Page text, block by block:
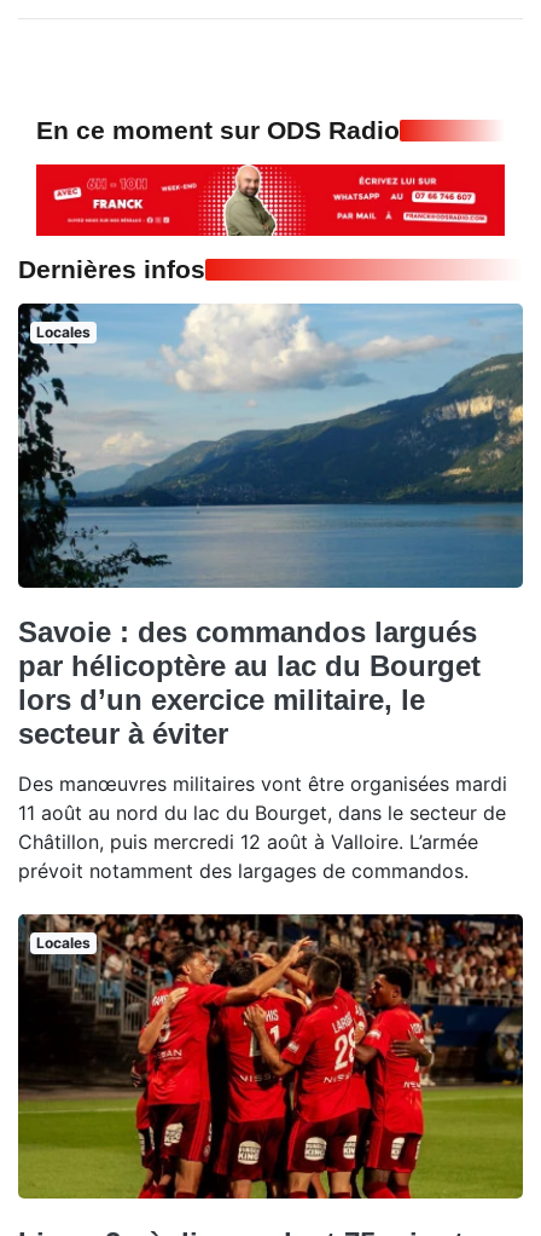
En ce moment sur ODS Radio
Dernières infos
Locales
Savoie : des commandos largués
par hélicoptère au lac du Bourget
lors d’un exercice militaire, le
secteur à éviter
Des manœuvres militaires vont être organisées mardi
11 août au nord du lac du Bourget, dans le secteur de
Châtillon, puis mercredi 12 août à Valloire. L’armée
prévoit notamment des largages de commandos.
Locales